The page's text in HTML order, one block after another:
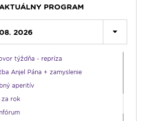
PROGRAM
2026
chvály
- sv. omša 08:30
týždňa - repríza
Anjel Pána + zamyslenie
aperitív
za rok